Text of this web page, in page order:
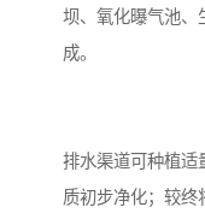
坝、氧化曝气池、
成。
排水渠道可种植适
质初步净化；较终
净水设备反渗透
屠宰场一体化污水